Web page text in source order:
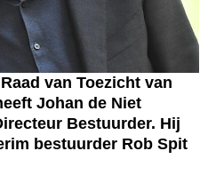
van Toezicht van
Johan de Niet
Bestuurder. Hij
bestuurder Rob Spit